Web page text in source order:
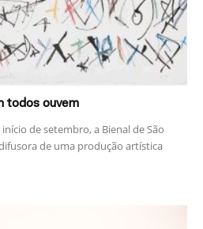
todos ouvem
de setembro, a Bienal de São
de uma produção artística